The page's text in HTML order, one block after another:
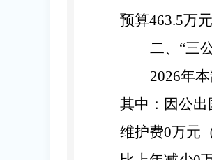
预算463.5万
二、 “三
2026年
其中：因公出
维护费0万元